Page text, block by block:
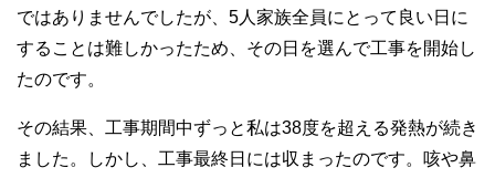
ではありませんでしたが、5人家族全員にとって良い日に
することは難しかったため、その日を選んで工事を開始し
たのです。
その結果、工事期間中ずっと私は38度を超える発熱が続き
ました。しかし、工事最終日には収まったのです。咳や鼻